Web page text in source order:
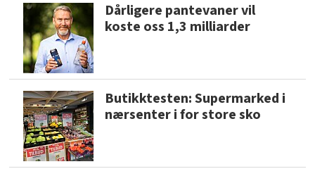
Dårligere pantevaner vil
koste oss 1,3 milliarder
Butikktesten: Supermarked i
nærsenter i for store sko